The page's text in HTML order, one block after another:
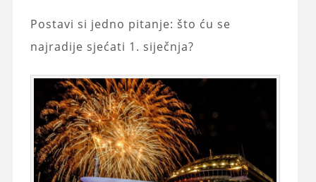
Postavi si jedno pitanje: što ću se
najradije sjećati 1. siječnja?